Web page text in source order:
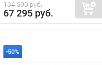
134 590 руб.
67 295 руб.
-50%